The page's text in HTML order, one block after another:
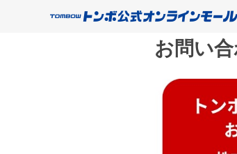
お問い